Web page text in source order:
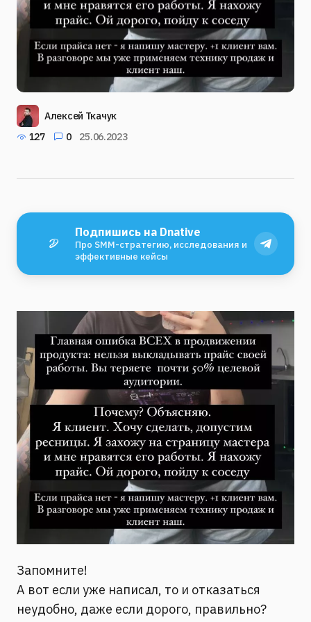
Алексей Ткачук
127
0 25.06.2023
Подпишись на Dnative
Про SMM-стратегию, исследования и
эффективные кейсы
Запомните!
А вот если уже написал, то и отказаться
неудобно, даже если дорого, правильно?